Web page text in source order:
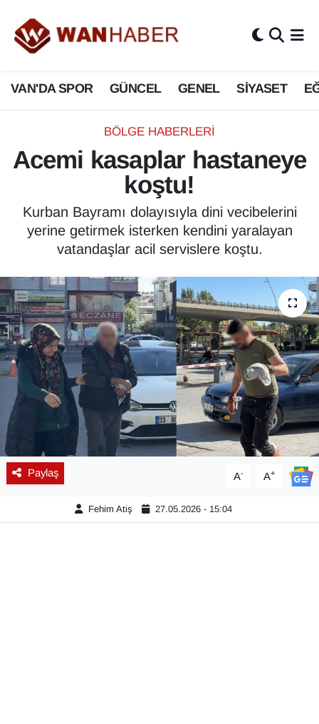
VAN'DA SPOR GÜNCEL GENEL SİYASET
BÖLGE HABERLERI
Acemi kasaplar hastaneye
koştu!
Kurban Bayramı dolayısıyla dini vecibelerini
yerine getirmek isterken kendini yaralayan
vatandaşlar acil servislere koştu.
Paylaş A- A+
Fehim Atiş 27.05.2026 - 15:04
3.SAYFA
ASAYİŞ
BİLİM VE TEKNOLOJİ
Biyografi
ÇEVRE
Dernekler, Odalar
Diğer
DÜNYA
EĞİTİM
EKONOMİ
Emlak
Van Nöbetçi Eczaneler
Van Hava Durumu
Van Namaz Vakitleri
Van Trafik Yoğunluk Haritası
Süper Lig Puan Durumu ve Fikstür
Tüm Manşetler
Haber Arşivi